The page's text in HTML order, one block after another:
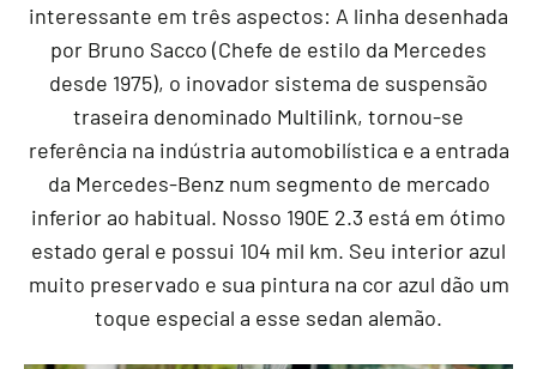
interessante em três aspectos: A linha desenhada
por Bruno Sacco (Chefe de estilo da Mercedes
desde 1975), o inovador sistema de suspensão
traseira denominado Multilink, tornou-se
referência na indústria automobilística e a entrada
da Mercedes-Benz num segmento de mercado
inferior ao habitual. Nosso 190E 2.3 está em ótimo
estado geral e possui 104 mil km. Seu interior azul
muito preservado e sua pintura na cor azul dão um
toque especial a esse sedan alemão.